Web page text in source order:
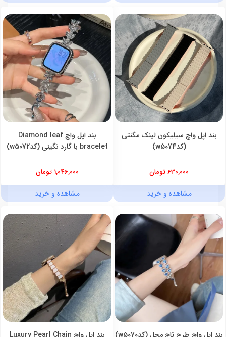
بند اپل واچ سیلیکون لینک مگنتی
(کدw5074)
630,000 تومان
مشاهده و خرید
بند اپل واچ Diamond leaf
bracelet با گارد نگینی (کدw5072)
1,046,000 تومان
مشاهده و خرید